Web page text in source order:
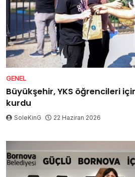
GENEL
Büyükşehir, YKS öğrencileri
kurdu
SoleKinG 22 Haziran 2026